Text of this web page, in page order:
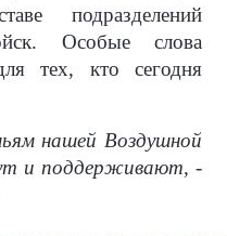
подразделений
Особые слова
тех, кто сегодня
нашей Воздушной
и поддерживают, -